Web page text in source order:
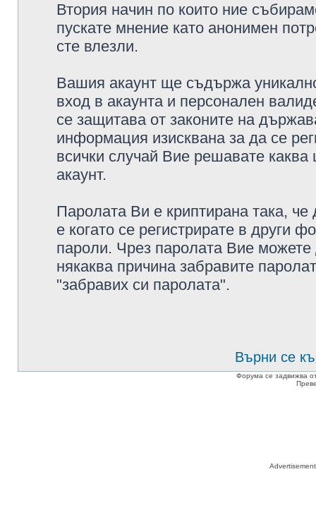
Втория начин по които ние
пускате мнение като анонимен
сте влезли.
Вашия акаунт ще съдържа
вход в акаунта и персонален
се защитава от законите на
информация изисквана за да се
всички случай Вие решавате
акаунт.
Паролата Ви е криптирана така,
е когато се регистрирате в други
пароли. Чрез паролата Вие можете
някаква причина забравите
"забравих си паролата".
Върни се
Форума се задвижва